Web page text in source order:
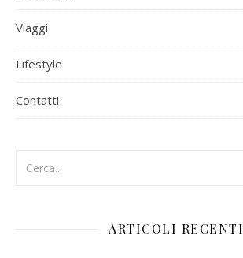
Viaggi
Lifestyle
Contatti
ARTICOLI RECENTI